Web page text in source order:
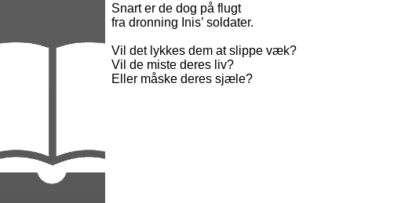
Snart er de dog på flugt
fra dronning Inis’ soldater.
Vil det lykkes dem at slippe væk?
Vil de miste deres liv?
Eller måske deres sjæle?